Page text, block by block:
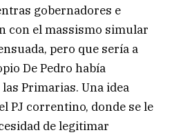
gobernadores e
con el massismo simular
pero que sería a
De Pedro había
Primarias. Una idea
PJ correntino, donde se le
de legitimar